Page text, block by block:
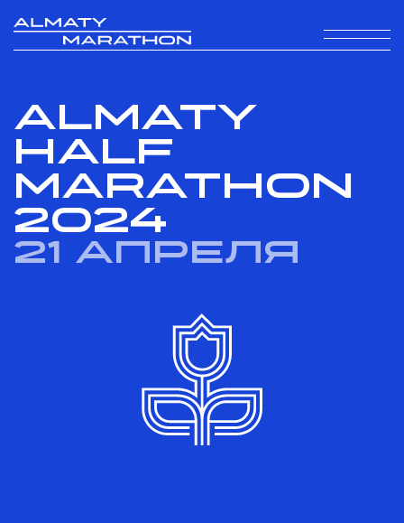
ALMATY
HALF
MARATHON
2024
21 апреля